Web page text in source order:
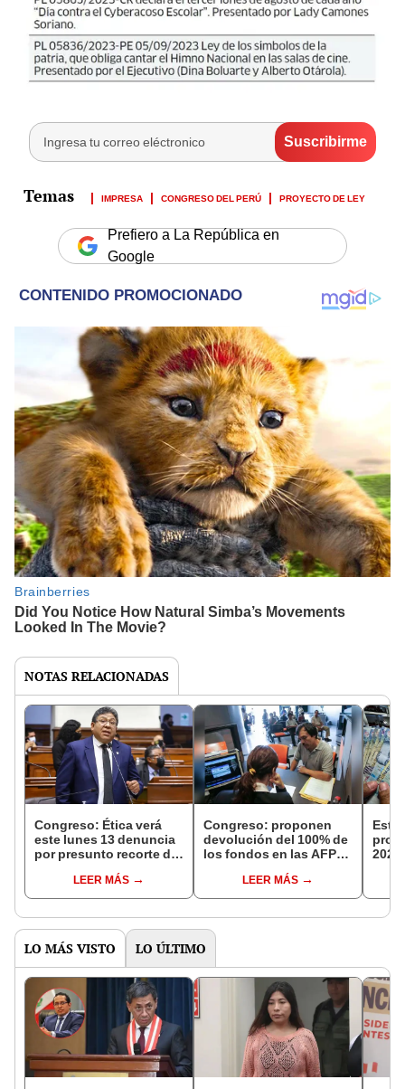
IMPRESA CONGRESO DEL PERÚ PROYECTO DE LEY
Prefiero a La República en
Google
NOTAS RELACIONADAS
Congreso: Ética verá
este lunes 13 denuncia
por presunto recorte de
LEER MÁS
Congreso: proponen
devolución del 100% de
los fondos en las AFP
afiliadoLEER MÁS
Este
LO MÁS VISTO LO ÚLTIMO